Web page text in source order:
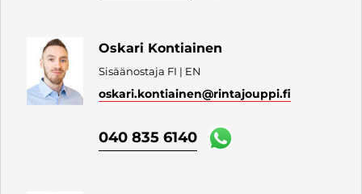
Oskari Kontiainen
Sisäänostaja FI | EN
oskari.kontiainen@rintajouppi.fi
040 835 6140